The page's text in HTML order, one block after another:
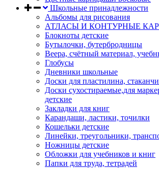
Школьные принадлежности
Альбомы для рисования
АТЛАСЫ И КОНТУРНЫЕ
Блокноты детские
Бутылочки, бутербродницы
Веера, счётный материал,
Глобусы
Дневники школьные
Доски для пластилина,
Доски сухостираемые,для
детские
Закладки для книг
Карандаши, ластики, точилки
Кошельки детские
Линейки, треугольники,
Ножницы детские
Обложки для учебников и книг
Папки для труда, тетрадей